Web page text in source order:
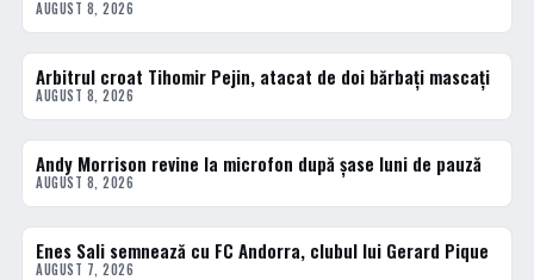
AUGUST 8, 2026
FOTBAL EXTERN
Arbitrul croat Tihomir Pejin, atacat de doi bărbați mascați
AUGUST 8, 2026
FOTBAL EXTERN
Andy Morrison revine la microfon după șase luni de pauză
AUGUST 8, 2026
FOTBAL EXTERN
Enes Sali semnează cu FC Andorra, clubul lui Gerard Pique
AUGUST 7, 2026